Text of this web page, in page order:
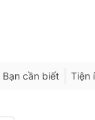
Bạn cần biết Tiện